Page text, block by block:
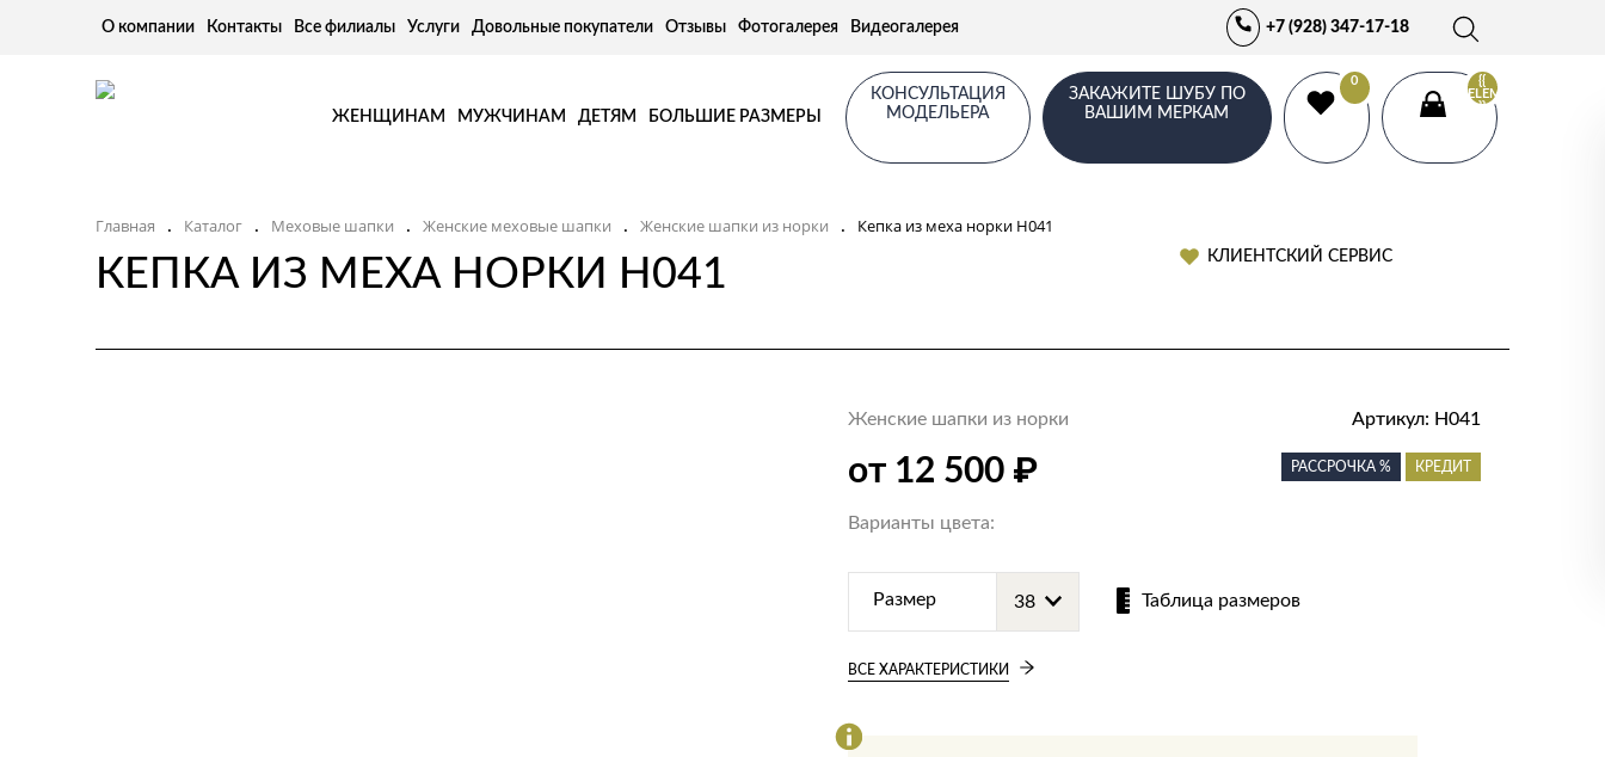
О компании Контакты Все филиалы Услуги Довольные покупатели Отзывы Фотогалерея Видеогалерея +7 (928) 347-17-18
ЖЕНЩИНАМ МУЖЧИНАМ ДЕТЯМ БОЛЬШИЕ РАЗМЕРЫ
КОНСУЛЬТАЦИЯ
МОДЕЛЬЕРА
ЗАКАЖИТЕ ШУБУ ПО
ВАШИМ МЕРКАМ
0
{{
ELEMENTS.LENGTH
}}
Главная . Каталог . Меховые шапки . Женские меховые шапки . Женские шапки из норки . Кепка из меха норки Н041
КЕПКА ИЗ МЕХА НОРКИ Н041 КЛИЕНТСКИЙ СЕРВИС
Женские шапки из норки Артикул: Н041
от 12 500 ₽ РАССРОЧКА % КРЕДИТ
Варианты цвета:
Размер Таблица размеров
ВСЕ ХАРАКТЕРИСТИКИ